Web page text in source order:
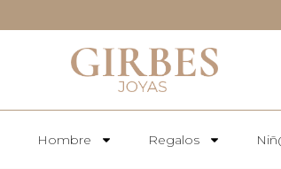
Hombre Regalos